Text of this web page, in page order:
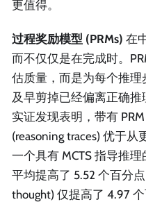
更值得。
过程奖励模型 (PRMs) 在
而不仅仅是在完成时。
估质量，而是为每个推
及早剪掉已经偏离正确推
实证发现表明，带有
(reasoning traces) 优于
一个具有 MCTS 指导推
平均提高了 5.52 个百分
thought) 仅提高了 4.97 个